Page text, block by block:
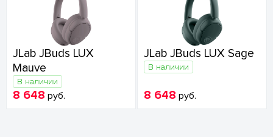
JLab JBuds LUX
Mauve
В наличии
8 648 руб.
JLab JBuds LUX Sage
В наличии
8 648 руб.